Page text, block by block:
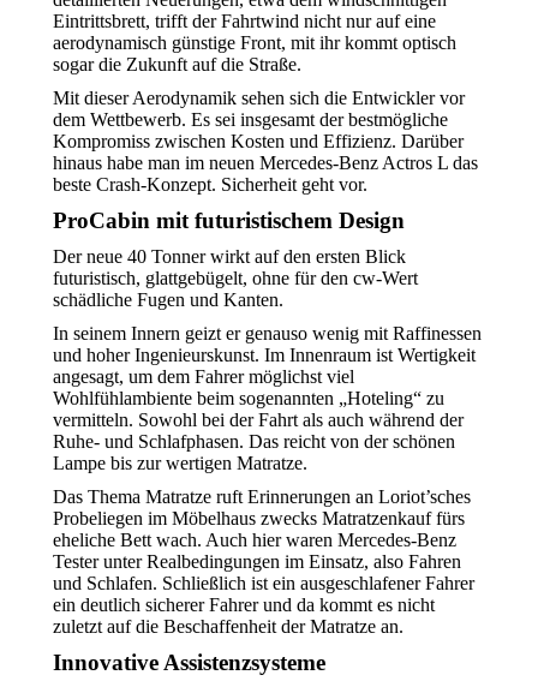
Eintrittsbrett, trifft der Fahrtwind nicht nur auf eine
aerodynamisch günstige Front, mit ihr kommt optisch
sogar die Zukunft auf die Straße.
Mit dieser Aerodynamik sehen sich die Entwickler vor
dem Wettbewerb. Es sei insgesamt der bestmögliche
Kompromiss zwischen Kosten und Effizienz. Darüber
hinaus habe man im neuen Mercedes-Benz Actros L das
beste Crash-Konzept. Sicherheit geht vor.
ProCabin mit futuristischem Design
Der neue 40 Tonner wirkt auf den ersten Blick
futuristisch, glattgebügelt, ohne für den cw-Wert
schädliche Fugen und Kanten.
In seinem Innern geizt er genauso wenig mit Raffinessen
und hoher Ingenieurskunst. Im Innenraum ist Wertigkeit
angesagt, um dem Fahrer möglichst viel
Wohlfühlambiente beim sogenannten „Hoteling“ zu
vermitteln. Sowohl bei der Fahrt als auch während der
Ruhe- und Schlafphasen. Das reicht von der schönen
Lampe bis zur wertigen Matratze.
Das Thema Matratze ruft Erinnerungen an Loriot’sches
Probeliegen im Möbelhaus zwecks Matratzenkauf fürs
eheliche Bett wach. Auch hier waren Mercedes-Benz
Tester unter Realbedingungen im Einsatz, also Fahren
und Schlafen. Schließlich ist ein ausgeschlafener Fahrer
ein deutlich sicherer Fahrer und da kommt es nicht
zuletzt auf die Beschaffenheit der Matratze an.
Innovative Assistenzsysteme